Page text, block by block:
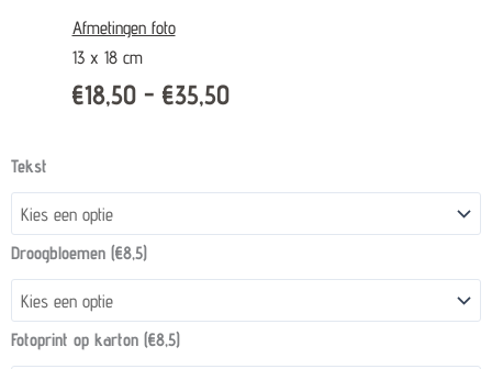
Afmetingen foto
13 x 18 cm
€18,50 - €35,50
Tekst
Droogbloemen (€8,5)
Fotoprint op karton (€8,5)
Koesterplankje
met
vaasje
en
sticker
quantity